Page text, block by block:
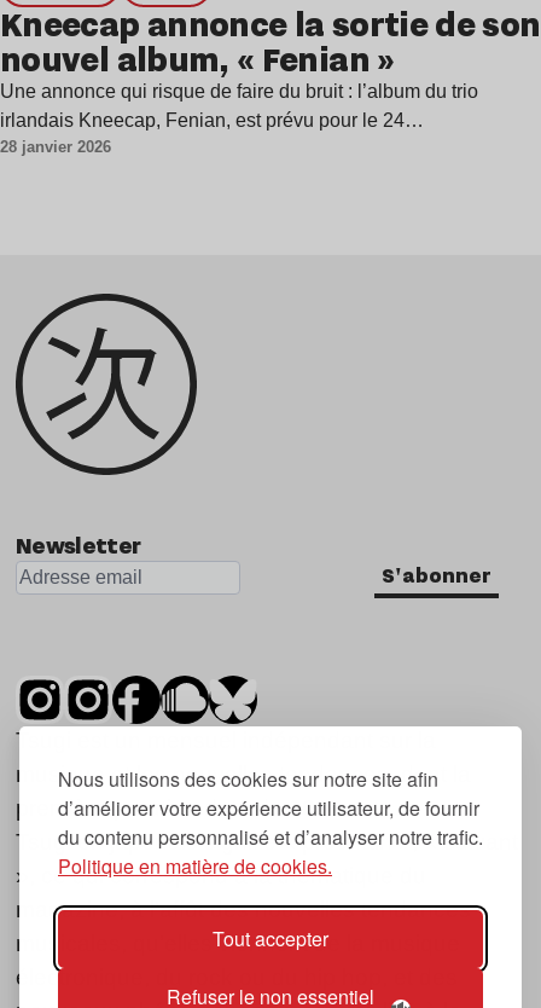
Nous utilisons des cookies sur notre site afin
d’améliorer votre expérience utilisateur, de fournir
du contenu personnalisé et d’analyser notre trafic.
Politique en matière de cookies.
Tout accepter
Refuser le non essentiel
Kneecap annonce la sortie de son
nouvel album, « Fenian »
Une annonce qui risque de faire du bruit : l’album du trio
irlandais Kneecap, Fenian, est prévu pour le 24…
28 janvier 2026
Newsletter
S'abonner
Tsugi est un mensuel indépendant sur la
musique et les nouvelles tendances, dont la
première parution date de 2007.
Tsugi en japonais signifie « prochain », « suivant
», ce qui correspond à la thématique du
magazine, à l’affût des nouvelles tendances
musicales, qu’elles viennent de la musique
électronique, du rock ou du hip hop, et des